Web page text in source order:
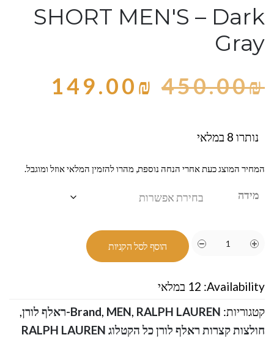
SHORT MEN'S – Dark
Gray
450.00₪
149.00₪
נותרו 8 במלאי
המחיר המוצג כעת אחרי הנחה נוספת, מהרו להזמין המלאי אוזל ומוגבל.
מידה
הוסף לסל הקניות
Availability: 12 במלאי
קטגוריות:
Brand, MEN, RALPH LAUREN-ראלף לורן
,
חולצות קצרות ראלף לורן כל הקטלוג RALPH LAUREN